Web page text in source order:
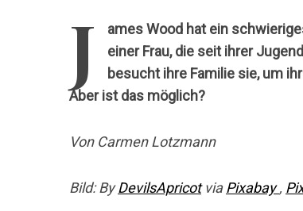
J
ames Wood hat ein
einer Frau, die seit ihrer
besucht ihre Familie sie, um
Aber ist das möglich?
Von Carmen Lotzmann
Bild: ByDevilsApricotviaPixabay,